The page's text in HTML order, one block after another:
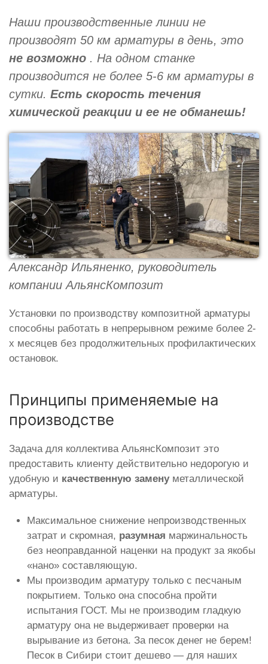
Наши производственные линии не
производят 50 км арматуры в день, это
не возможно . На одном станке
производится не более 5-6 км арматуры в
сутки. Есть скорость течения
химической реакции и ее не обманешь!
Александр Ильяненко, руководитель
компании АльянсКомпозит
Установки по производству композитной арматуры
способны работать в непрерывном режиме более 2-
х месяцев без продолжительных профилактических
остановок.
Принципы применяемые на
производстве
Задача для коллектива АльянсКомпозит это
предоставить клиенту действительно недорогую и
удобную и качественную заменуметаллической
арматуры.
Максимальное снижение непроизводственных
затрат и скромная, разумная маржинальность
без неоправданной наценки на продукт за якобы
«нано» составляющую.
Мы производим арматуру только с песчаным
покрытием. Только она способна пройти
испытания ГОСТ. Мы не производим гладкую
арматуру она не выдерживает проверки на
вырывание из бетона. За песок денег не берем!
Песок в Сибири стоит дешево — для наших